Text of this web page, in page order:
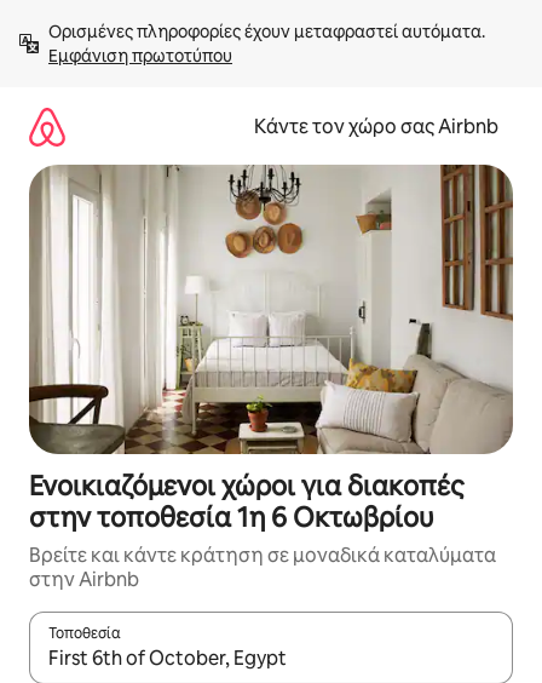
στο
περιεχόμενοΕμφάνιση πρωτοτύπου
Κάντε τον χώρο σας Airbnb
Ενοικιαζόμενοι χώροι για διακοπές
στην τοποθεσία 1η 6 Οκτωβρίου
Βρείτε και κάντε κράτηση σε μοναδικά καταλύματα
στην Airbnb
Τοποθεσία
Όταν τα αποτελέσματα είναι διαθέσιμα, μπορείτε να